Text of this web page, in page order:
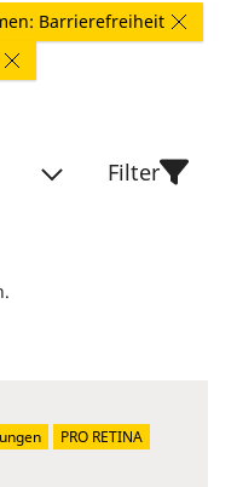
Barrierefreiheit
Filter
PRO RETINA